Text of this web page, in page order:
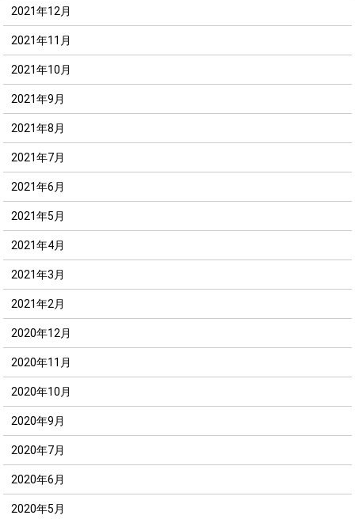
2021年12月
2021年11月
2021年10月
2021年9月
2021年8月
2021年7月
2021年6月
2021年5月
2021年4月
2021年3月
2021年2月
2020年12月
2020年11月
2020年10月
2020年9月
2020年7月
2020年6月
2020年5月